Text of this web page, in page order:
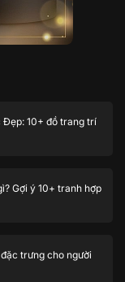
Đẹp: 10+ đồ trang trí
Gợi ý 10+ tranh hợp
trưng cho người